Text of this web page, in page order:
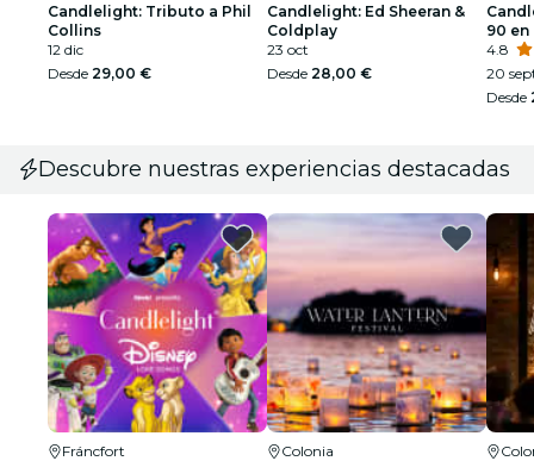
Candlelight: Tributo a Phil
Collins
12 dic
Desde 29,00 €
Candlelight: Ed Sheeran &
Coldplay
23 oct
Desde 28,00 €
90
4.8
20
Desde
Descubre nuestras experiencias destacadas
Fráncfort
Colonia